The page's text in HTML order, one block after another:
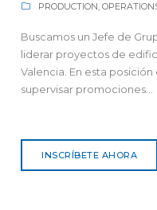
PRODUCTION,
Buscamos un Jefe de
liderar proyectos de
Valencia. En esta
supervisar promociones...
INSCRÍBETE AHORA